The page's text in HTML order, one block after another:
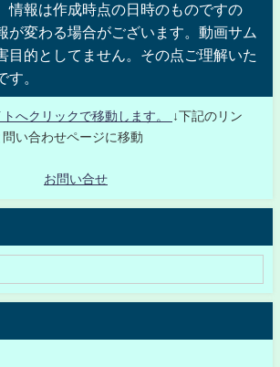
情報は作成時点の日時のものですの
が変わる場合がございます。動画サム
目的としてません。その点ご理解いた
す。
へクリックで移動します。
↓下記のリン
い合わせページに移動
お問い合せ